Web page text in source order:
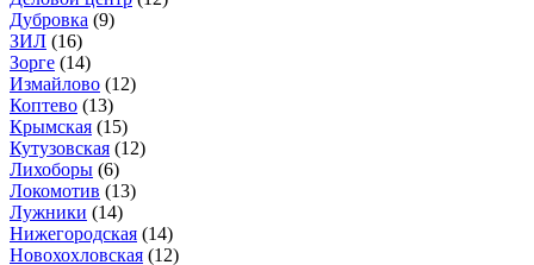
Дубровка (9)
ЗИЛ (16)
Зорге (14)
Измайлово (12)
Коптево (13)
Крымская (15)
Кутузовская (12)
Лихоборы (6)
Локомотив (13)
Лужники (14)
Нижегородская (14)
Новохохловская (12)